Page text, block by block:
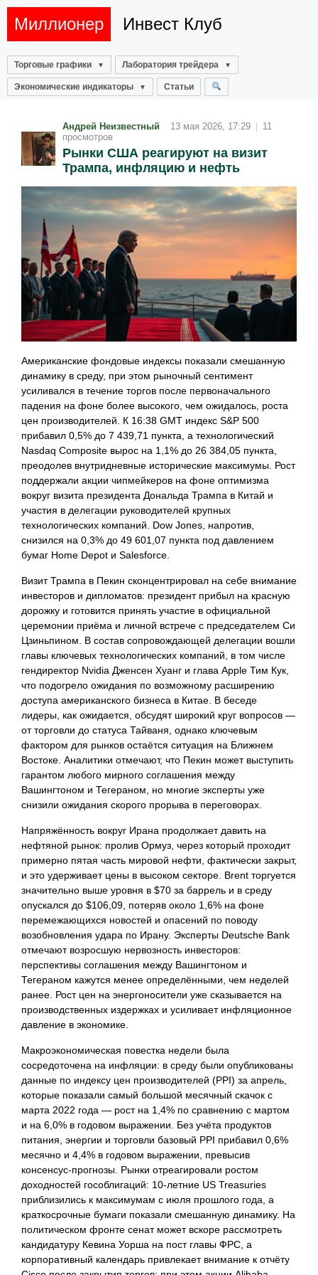
Миллионер Инвест Клуб
Торговые графики Лаборатория трейдера
Экономические индикаторы Статьи
Андрей Неизвестный 13 мая 2026, 17:29
11
просмотров
Рынки США реагируют на визит
Трампа, инфляцию и нефть
Американские фондовые индексы показали смешанную
динамику в среду, при этом рыночный сентимент
усиливался в течение торгов после первоначального
падения на фоне более высокого, чем ожидалось, роста
цен производителей. К 16:38 GMT индекс S&P 500
прибавил 0,5% до 7 439,71 пункта, а технологический
Nasdaq Composite вырос на 1,1% до 26 384,05 пункта,
преодолев внутридневные исторические максимумы. Рост
поддержали акции чипмейкеров на фоне оптимизма
вокруг визита президента Дональда Трампа в Китай и
участия в делегации руководителей крупных
технологических компаний. Dow Jones, напротив,
снизился на 0,3% до 49 601,07 пункта под давлением
бумаг Home Depot и Salesforce.
Визит Трампа в Пекин сконцентрировал на себе внимание
инвесторов и дипломатов: президент прибыл на красную
дорожку и готовится принять участие в официальной
церемонии приёма и личной встрече с председателем Си
Цзиньпином. В состав сопровождающей делегации вошли
главы ключевых технологических компаний, в том числе
гендиректор Nvidia Дженсен Хуанг и глава Apple Тим Кук,
что подогрело ожидания по возможному расширению
доступа американского бизнеса в Китае. В беседе
лидеры, как ожидается, обсудят широкий круг вопросов —
от торговли до статуса Тайваня, однако ключевым
фактором для рынков остаётся ситуация на Ближнем
Востоке. Аналитики отмечают, что Пекин может выступить
гарантом любого мирного соглашения между
Вашингтоном и Тегераном, но многие эксперты уже
снизили ожидания скорого прорыва в переговорах.
Напряжённость вокруг Ирана продолжает давить на
нефтяной рынок: пролив Ормуз, через который проходит
примерно пятая часть мировой нефти, фактически закрыт,
и это удерживает цены в высоком секторе. Brent торгуется
значительно выше уровня в $70 за баррель и в среду
опускался до $106,09, потеряв около 1,6% на фоне
перемежающихся новостей и опасений по поводу
возобновления удара по Ирану. Эксперты Deutsche Bank
отмечают возросшую нервозность инвесторов:
перспективы соглашения между Вашингтоном и
Тегераном кажутся менее определёнными, чем неделей
ранее. Рост цен на энергоносители уже сказывается на
производственных издержках и усиливает инфляционное
давление в экономике.
Макроэкономическая повестка недели была
сосредоточена на инфляции: в среду были опубликованы
данные по индексу цен производителей (PPI) за апрель,
которые показали самый большой месячный скачок с
марта 2022 года — рост на 1,4% по сравнению с мартом
и на 6,0% в годовом выражении. Без учёта продуктов
питания, энергии и торговли базовый PPI прибавил 0,6%
месячно и 4,4% в годовом выражении, превысив
консенсус-прогнозы. Рынки отреагировали ростом
доходностей гособлигаций: 10-летние US Treasuries
приблизились к максимумам с июля прошлого года, а
краткосрочные бумаги показали смешанную динамику. На
политическом фронте сенат может вскоре рассмотреть
кандидатуру Кевина Уорша на пост главы ФРС, а
корпоративный календарь привлекает внимание к отчёту